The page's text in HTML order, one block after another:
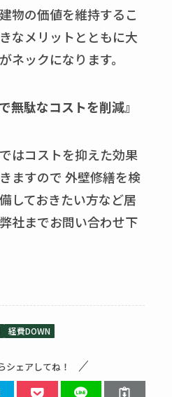
物の価値を維持するこ
なメリットとともに大
ネックになります。
無駄なコストを削減』
はコストを抑えた効果
ますので 外壁修繕を検
しておきたい方など居
社までお問い合わせ下
経費DOWN
シェアしてね！